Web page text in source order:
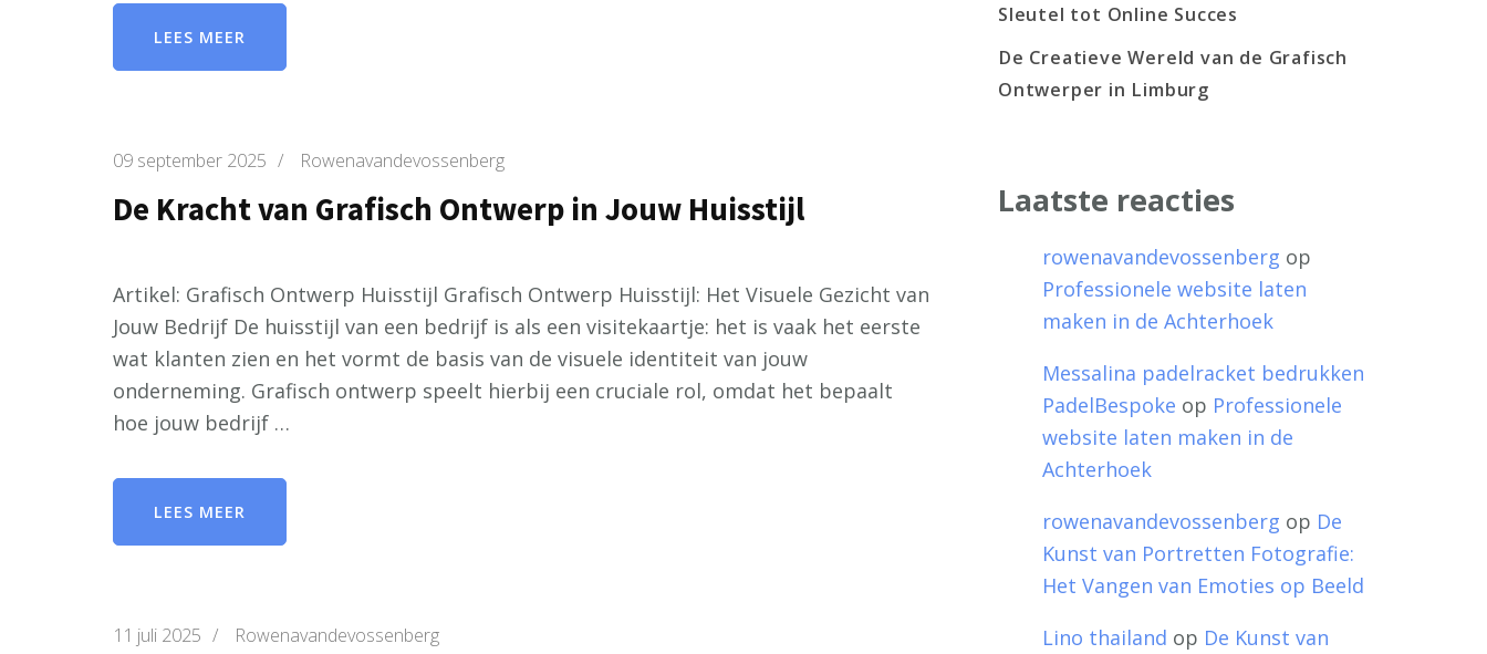
LEES MEER
09 september 2025 / Rowenavandevossenberg
De Kracht van Grafisch Ontwerp in Jouw Huisstijl
Artikel: Grafisch Ontwerp Huisstijl Grafisch Ontwerp Huisstijl: Het Visuele Gezicht van
Jouw Bedrijf De huisstijl van een bedrijf is als een visitekaartje: het is vaak het eerste
wat klanten zien en het vormt de basis van de visuele identiteit van jouw
onderneming. Grafisch ontwerp speelt hierbij een cruciale rol, omdat het bepaalt
hoe jouw bedrijf …
LEES MEER
11 juli 2025 / Rowenavandevossenberg
Sleutel tot Online Succes
De Creatieve Wereld van de Grafisch
Ontwerper in Limburg
Laatste reacties
rowenavandevossenberg op
Professionele website laten
maken in de Achterhoek
Messalina padelracket bedrukken
PadelBespoke op Professionele
website laten maken in de
Achterhoek
rowenavandevossenberg op De
Kunst van Portretten Fotografie:
Het Vangen van Emoties op Beeld
Lino thailand op De Kunst van